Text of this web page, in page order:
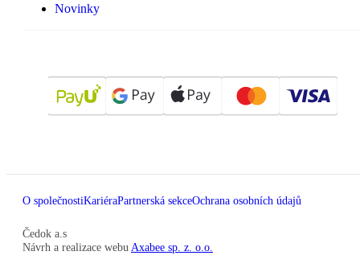
Novinky
O společnostiKariéraPartnerská sekceOchrana osobních údajů
Čedok a.s
Návrh a realizace webu Axabee sp. z. o.o.